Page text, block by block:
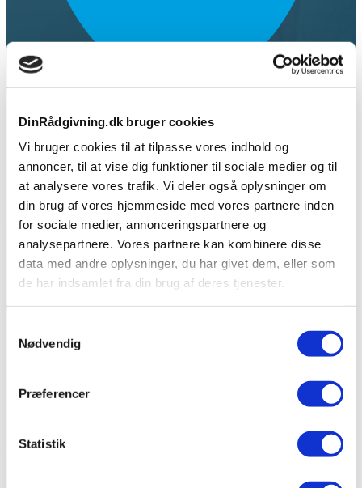
DinRådgivning.dk bruger cookies
Vi bruger cookies til at tilpasse vores indhold og
annoncer, til at vise dig funktioner til sociale medier og til
at analysere vores trafik. Vi deler også oplysninger om
din brug af vores hjemmeside med vores partnere inden
for sociale medier, annonceringspartnere og
analysepartnere. Vores partnere kan kombinere disse
data med andre oplysninger, du har givet dem, eller som
de har indsamlet fra din brug af deres tjenester.
Nødvendig
Præferencer
Statistik
Få tilstandsrapport, energimærke og elrapport for en samlet
pris på kun kr. 8499.
Vi er både hurtigere og billigere end nogen anden på
markedet!
Dette er inkluderet:
Tilstandsrapport -> et overblik over den pågældende
ejendoms tilstand
Energimærke -> udarbejdelse og besigtigelse af
energimærke på privatbolig
elinstallationer
Der er tillæg på villalejligheder og ideel anparter som kræver
Udfyld formularen herunder eller ring til